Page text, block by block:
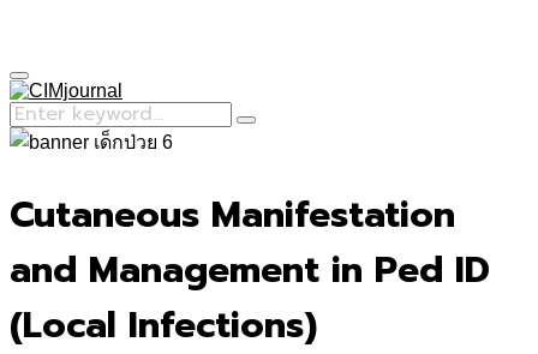
Primary
Menu
Search
for:
Search
Cutaneous Manifestation
and Management in Ped ID
(Local Infections)